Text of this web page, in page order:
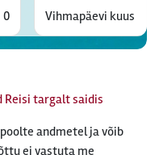
0
Vihmapäevi kuus
targalt saidis
andmetel ja võib
ei vastuta me